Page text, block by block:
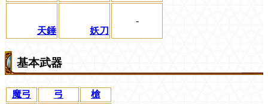
天錘 妖刀
-
基本武器
魔弓 弓
槍